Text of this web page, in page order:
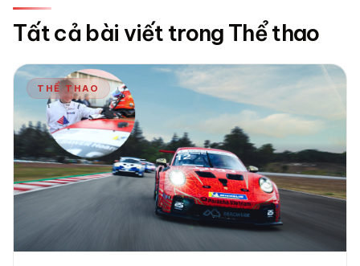
Tất cả bài viết trong Thể thao
THỂ THAO